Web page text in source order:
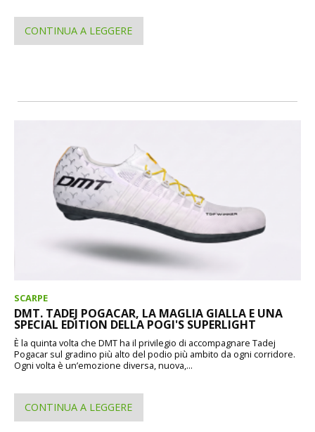
CONTINUA A LEGGERE
SCARPE
DMT. TADEJ POGACAR, LA MAGLIA GIALLA E UNA
SPECIAL EDITION DELLA POGI'S SUPERLIGHT
È la quinta volta che DMT ha il privilegio di accompagnare Tadej
Pogacar sul gradino più alto del podio più ambito da ogni corridore.
Ogni volta è un’emozione diversa, nuova,...
CONTINUA A LEGGERE